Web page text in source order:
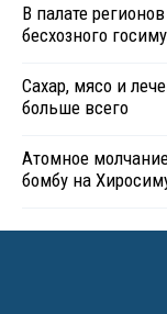
В палате
бесхозного
Сахар, мясо и
больше всего
Атомное
бомбу на